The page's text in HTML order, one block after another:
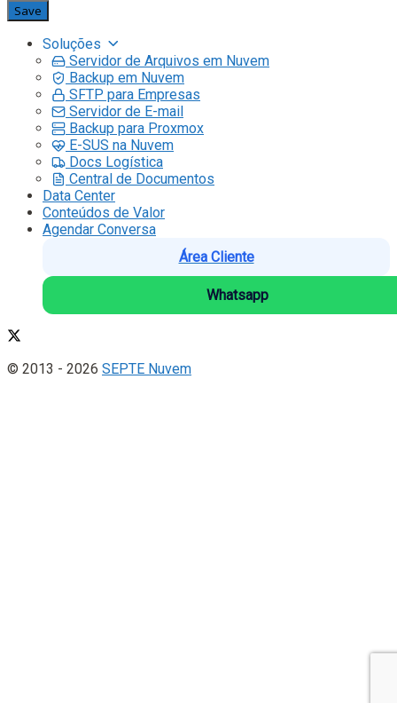
Soluções
Servidor de Arquivos em Nuvem
Backup em Nuvem
SFTP para Empresas
Servidor de E-mail
Backup para Proxmox
E-SUS na Nuvem
Docs Logística
Central de Documentos
Data Center
Conteúdos de Valor
Agendar Conversa
Área Cliente
Whatsapp
© 2013 - 2026 SEPTE Nuvem